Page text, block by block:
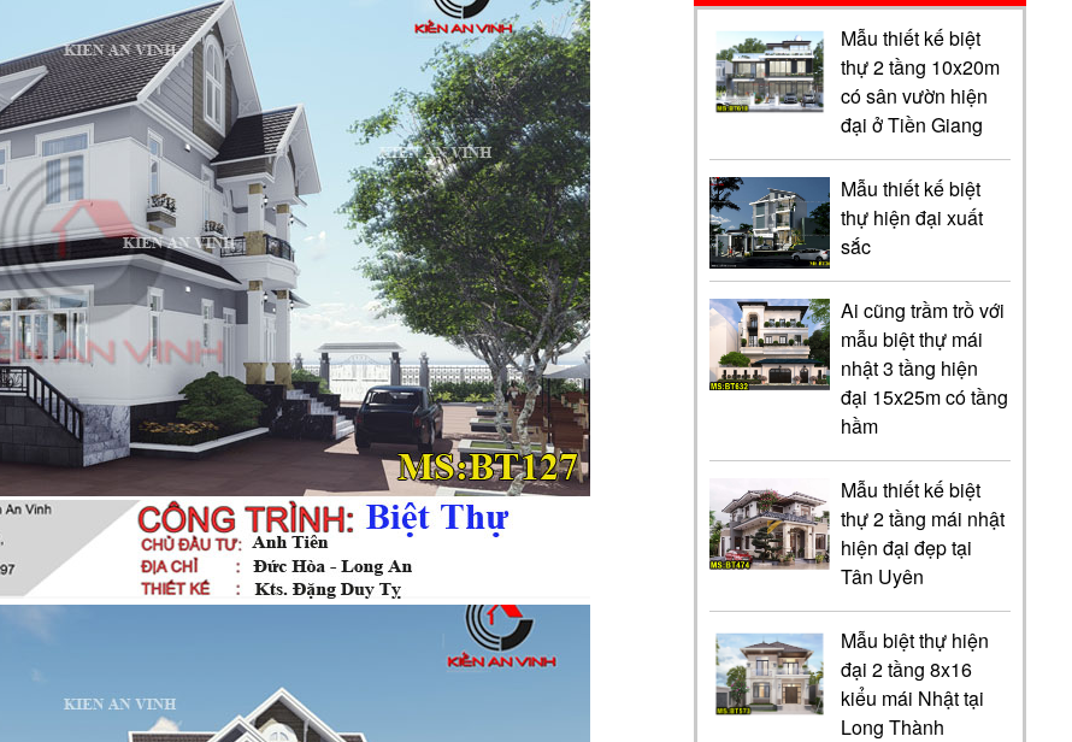
Mẫu thiết kế biệt
thự 2 tầng 10x20m
có sân vườn hiện
đại ở Tiền Giang
Mẫu thiết kế biệt
thự hiện đại xuất
sắc
Ai cũng trầm trồ với
mẫu biệt thự mái
nhật 3 tầng hiện
đại 15x25m có tầng
hầm
Mẫu thiết kế biệt
thự 2 tầng mái nhật
hiện đại đẹp tại
Tân Uyên
Mẫu biệt thự hiện
đại 2 tầng 8x16
kiểu mái Nhật tại
Long Thành